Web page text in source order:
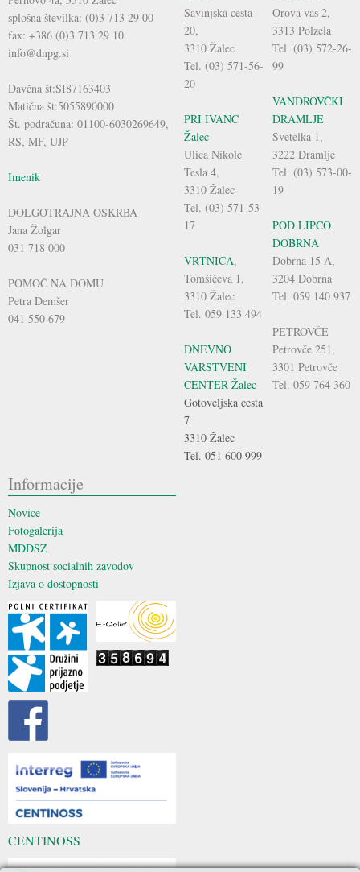
splošna številka: (0)3 713 29 00
fax: +386 (0)3 713 29 10
info@dnpg.si
Davčna št:SI87163403
Matična št:5055890000
Št. podračuna: 01100-6030269649,
RS, MF, UJP
Imenik
DOLGOTRAJNA OSKRBA
Jana Žolgar
031 718 000
POMOČ NA DOMU
Petra Demšer
041 550 679
Savinjska cesta
20,
3310 Žalec
Tel. (03) 571-56-
20
PRI IVANC
Žalec
Ulica Nikole
Tesla 4,
3310 Žalec
Tel. (03) 571-53-
17
VRTNICA,
Tomšičeva 1,
3310 Žalec
Tel. 059 133 494
DNEVNO
VARSTVENI
CENTER Žalec
Gotoveljska cesta
7
3310 Žalec
Tel. 051 600 999
Orova vas 2,
3313 Polzela
Tel. (03) 572-26-
99
VANDROVČKI
DRAMLJE
Svetelka 1,
3222 Dramlje
Tel. (03) 573-00-
19
POD LIPCO
DOBRNA
Dobrna 15 A,
3204 Dobrna
Tel. 059 140 937
PETROVČE
Petrovče 251,
3301 Petrovče
Tel. 059 764 360
Informacije
Novice
Fotogalerija
MDDSZ
Skupnost socialnih zavodov
Izjava o dostopnosti
CENTINOSS